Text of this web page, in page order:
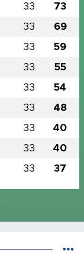
33 73
33 69
33 59
33 55
33 54
33 48
33 40
33 40
33 37